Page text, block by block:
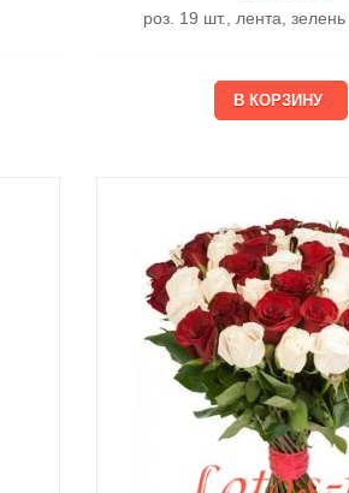
роз. 19 шт., лента, зелень